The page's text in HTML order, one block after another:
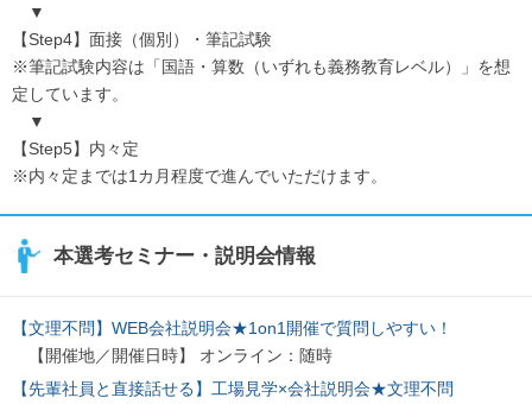
▼
【Step4】面接（個別）・筆記試験
※筆記試験内容は「国語・算数（いずれも義務教育レベル）」を想
定しています。
▼
【Step5】内々定
※内々定までは1カ月程度で進んでいただけます。
本選考セミナー・説明会情報
【文理不問】WEB会社説明会★1on1開催で質問しやすい！
【開催地／開催日時】 オンライン：随時
【先輩社員と直接話せる】工場見学×会社説明会★文理不問